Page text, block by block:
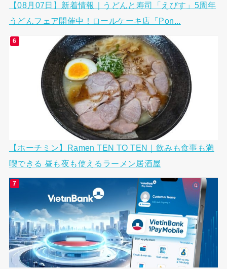
【08月07日】新着情報｜うどんと寿司「えびす」5周年
うどんフェア開催中！ロールケーキ店「Pon...
【ホーチミン】Ramen TEN TO TEN｜飲みも食事も満
喫できる 昼も夜も使えるラーメン居酒屋